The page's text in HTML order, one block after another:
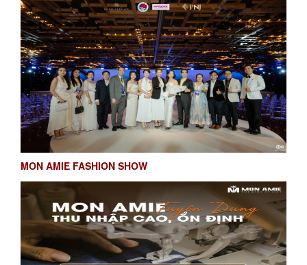
MON AMIE FASHION SHOW